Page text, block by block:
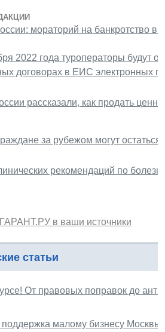
мораторий на банкротство в
2022 года туроператоры будут
договорах в ЕИС электронных
рассказали, как продать
за рубежом могут
рекомендаций по
в ваши источники
статьи
От правовых поправок до
малому бизнесу Москвы: